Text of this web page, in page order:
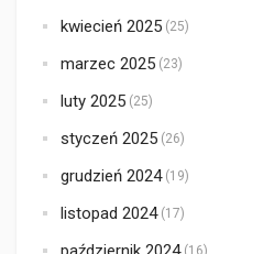
kwiecień 2025 (25)
marzec 2025 (23)
luty 2025 (25)
styczeń 2025 (26)
grudzień 2024(19)
listopad 2024(17)
(16)